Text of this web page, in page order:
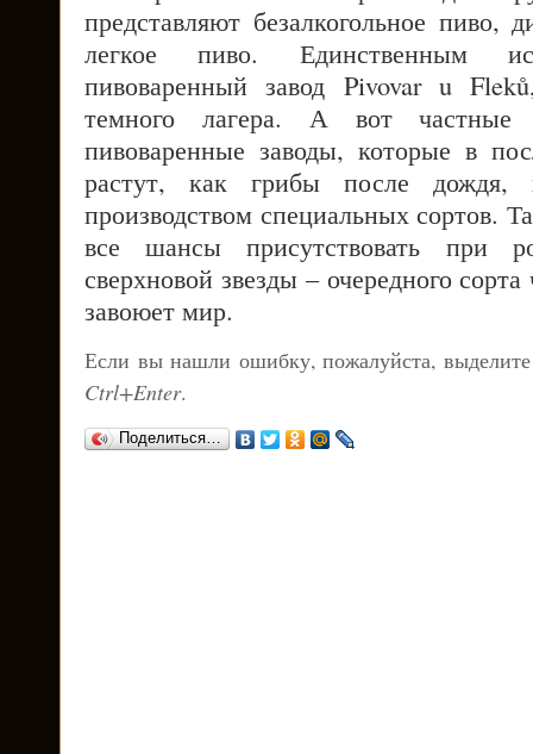
представляют безалкогольное пиво,
легкое пиво. Единственным
пивоваренный завод Pivovar u
темного лагера. А вот
пивоваренные заводы, которые в
растут, как грибы после дождя,
производством специальных сортов.
все шансы присутствовать при
сверхновой звезды – очередного
завоюет мир.
Если вы нашли ошибку, пожалуйста,
Ctrl+Enter.
Поделиться…